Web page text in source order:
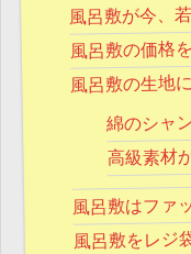
風呂敷が今、
風呂敷の価格
風呂敷の生地
綿のシャ
高級素材
風呂敷はファ
風呂敷をレジ